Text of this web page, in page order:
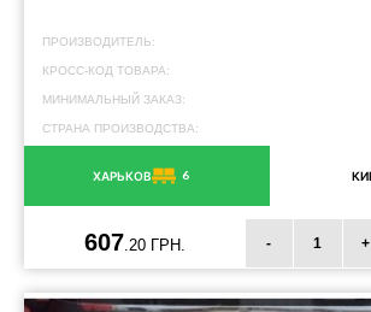
ПРОИЗВОДИТЕЛЬ:
КРОСС-КОД ТОВАРА:
МИНИМАЛЬНЫЙ ЗАКАЗ:
СТРАНА ПРОИЗВОДСТВА:
ХАРЬКОВ 6
607 .20 ГРН. - +